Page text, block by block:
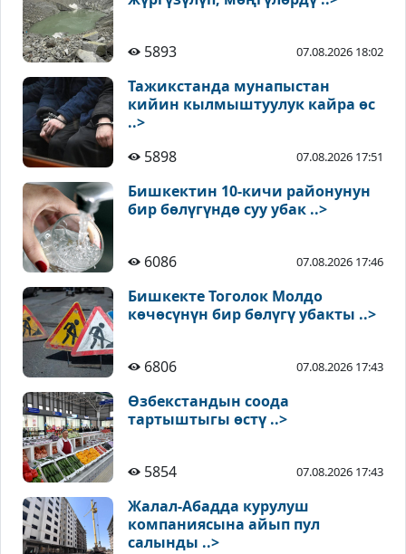
5893 07.08.2026 18:02
Тажикстанда мунапыстан
кийин кылмыштуулук кайра өс
..>
5898
07.08.2026 17:51
Бишкектин 10-кичи районунун
бир бөлүгүндө суу убак ..>
6086 07.08.2026 17:46
Бишкекте Тоголок Молдо
көчөсүнүн бир бөлүгү убакты ..>
6806 07.08.2026 17:43
Өзбекстандын соода
тартыштыгы өстү ..>
5854 07.08.2026 17:43
Жалал-Абадда курулуш
компаниясына айып пул
салынды ..>